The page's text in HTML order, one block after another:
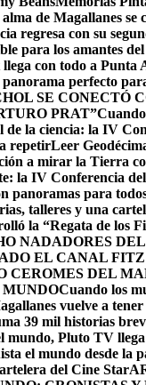
de Magallanes se
regresa con su
para los amantes del
con todo a Punta
panorama perfecto
SE CONECTÓ
PRAT”
de la ciencia: la IV
repetirLeer
a mirar la Tierra
la IV Conferencia
panoramas para
talleres y una
la “Regata de los
NADADORES
EL CANAL FITZ
CEROMES DEL
Cuando los
vuelve a
39 mil historias
mundo, Pluto TV
el mundo desde la
del Cine Star